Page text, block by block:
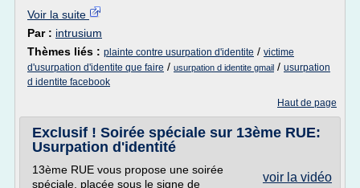
Voir la suite
Par : intrusium
Thèmes liés : plainte contre usurpation d'identite / victime
d'usurpation d'identite que faire / usurpation d identite gmail / usurpation
d identite facebook
Haut de page
Exclusif ! Soirée spéciale sur 13ème RUE:
Usurpation d'identité
voir la vidéo
13ème RUE vous propose une soirée
spéciale, placée sous le signe de